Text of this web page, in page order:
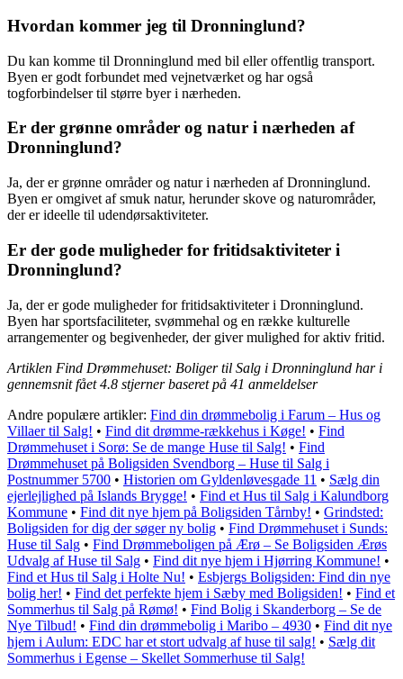
Hvordan kommer jeg til Dronninglund?
Du kan komme til Dronninglund med bil eller offentlig transport.
Byen er godt forbundet med vejnetværket og har også
togforbindelser til større byer i nærheden.
Er der grønne områder og natur i nærheden af
Dronninglund?
Ja, der er grønne områder og natur i nærheden af Dronninglund.
Byen er omgivet af smuk natur, herunder skove og naturområder,
der er ideelle til udendørsaktiviteter.
Er der gode muligheder for fritidsaktiviteter i
Dronninglund?
Ja, der er gode muligheder for fritidsaktiviteter i Dronninglund.
Byen har sportsfaciliteter, svømmehal og en række kulturelle
arrangementer og begivenheder, der giver mulighed for aktiv fritid.
Artiklen Find Drømmehuset: Boliger til Salg i Dronninglund har i
gennemsnit fået4.8 stjerner baseret på 41 anmeldelser
Andre populære artikler: Find din drømmebolig i Farum – Hus og
Villaer til Salg! • Find dit drømme-rækkehus i Køge! • Find
Drømmehuset i Sorø: Se de mange Huse til Salg! • Find
Drømmehuset på Boligsiden Svendborg – Huse til Salg i
Postnummer 5700 • Historien om Gyldenløvesgade 11 • Sælg din
ejerlejlighed på Islands Brygge! • Find et Hus til Salg i Kalundborg
Kommune • Find dit nye hjem på Boligsiden Tårnby! • Grindsted:
Boligsiden for dig der søger ny bolig • Find Drømmehuset i Sunds:
Huse til Salg • Find Drømmeboligen på Ærø – Se Boligsiden Ærøs
Udvalg af Huse til Salg • Find dit nye hjem i Hjørring Kommune! •
Find et Hus til Salg i Holte Nu! • Esbjergs Boligsiden: Find din nye
bolig her! • Find det perfekte hjem i Sæby med Boligsiden! • Find et
Sommerhus til Salg på Rømø! • Find Bolig i Skanderborg – Se de
Nye Tilbud! • Find din drømmebolig i Maribo – 4930 • Find dit nye
hjem i Aulum: EDC har et stort udvalg af huse til salg! • Sælg dit
Sommerhus i Egense – Skellet Sommerhuse til Salg!